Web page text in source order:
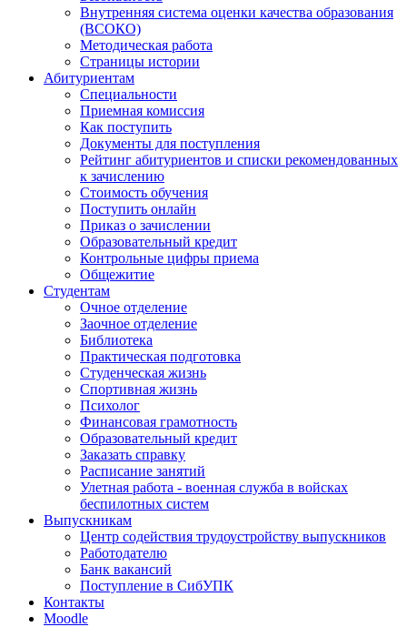
Внутренняя система оценки качества образования
(ВСОКО)
Методическая работа
Страницы истории
Абитуриентам
Специальности
Приемная комиссия
Как поступить
Документы для поступления
Рейтинг абитуриентов и списки рекомендованных
к зачислению
Стоимость обучения
Поступить онлайн
Приказ о зачислении
Образовательный кредит
Контрольные цифры приема
Общежитие
Студентам
Очное отделение
Заочное отделение
Библиотека
Практическая подготовка
Студенческая жизнь
Спортивная жизнь
Психолог
Финансовая грамотность
Образовательный кредит
Заказать справку
Расписание занятий
Улетная работа - военная служба в войсках
беспилотных систем
Выпускникам
Центр содействия трудоустройству выпускников
Работодателю
Банк вакансий
Поступление в СибУПК
Контакты
Moodle